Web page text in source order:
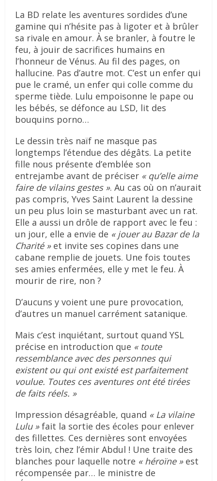
La BD relate les aventures sordides d’une
gamine qui n’hésite pas à ligoter et à brûler
sa rivale en amour. À se branler, à foutre le
feu, à jouir de sacrifices humains en
l’honneur de Vénus. Au fil des pages, on
hallucine. Pas d’autre mot. C’est un enfer qui
pue le cramé, un enfer qui colle comme du
sperme tiède. Lulu empoisonne le pape ou
les bébés, se défonce au LSD, lit des
bouquins porno…
Le dessin très naïf ne masque pas
longtemps l’étendue des dégâts. La petite
fille nous présente d’emblée son
entrejambe avant de préciser « qu’elle aime
faire de vilains gestes ». Au cas où on n’aurait
pas compris, Yves Saint Laurent la dessine
un peu plus loin se masturbant avec un rat.
Elle a aussi un drôle de rapport avec le feu :
un jour, elle a envie de « jouer au Bazar de la
Charité »et invite ses copines dans une
cabane remplie de jouets. Une fois toutes
ses amies enfermées, elle y met le feu. À
mourir de rire, non ?
D’aucuns y voient une pure provocation,
d’autres un manuel carrément satanique.
Mais c’est inquiétant, surtout quand YSL
précise en introduction que « toute
ressemblance avec des personnes qui
existent ou qui ont existé est parfaitement
voulue. Toutes ces aventures ont été tirées
de faits réels. »
Impression désagréable, quand « La vilaine
Lulu »fait la sortie des écoles pour enlever
des fillettes. Ces dernières sont envoyées
très loin, chez l’émir Abdul ! Une traite des
blanches pour laquelle notre « héroïne »est
récompensée par… le ministre de